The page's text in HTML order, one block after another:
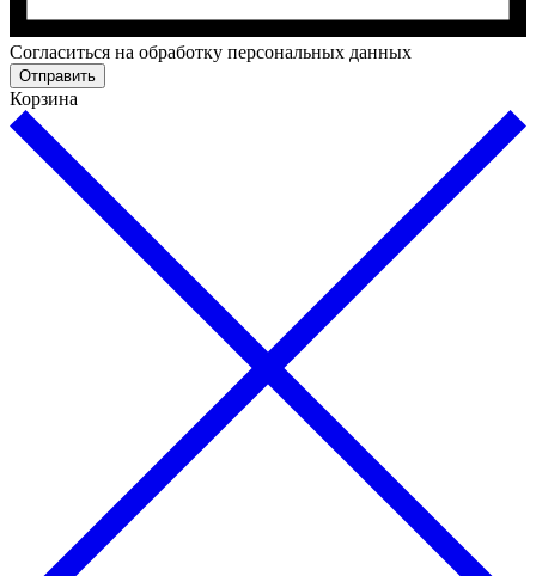
Cогласиться на обработку персональных данных
Отправить
Корзина